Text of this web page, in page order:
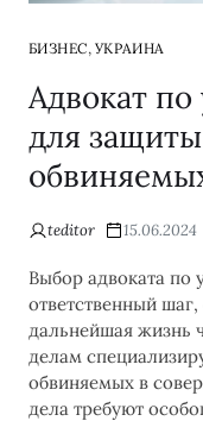
БИЗНЕС, УКРАИНА
Адвокат
для
teditor 15.06.2024
Выбор адвоката по
ответственный
дальнейшая жизнь
делам
обвиняемых в
дела требуют